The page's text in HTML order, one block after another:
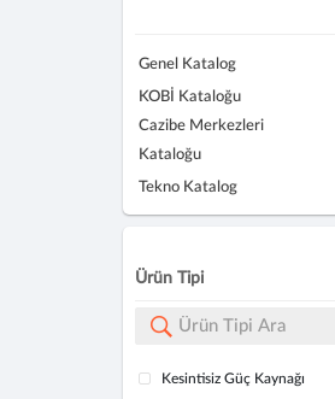
Genel Katalog
KOBİ Kataloğu
Cazibe Merkezleri
Kataloğu
Tekno Katalog
Ürün Tipi
Kesintisiz Güç Kaynağı